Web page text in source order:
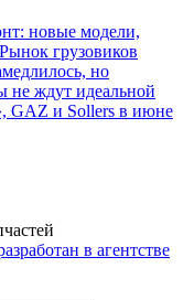
новые модели,
Рынок грузовиков
но
не ждут идеальной
GAZ и Sollers в июне
в агентстве